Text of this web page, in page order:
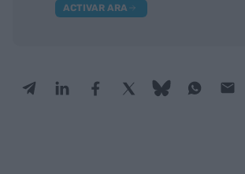
ACTIVAR ARA